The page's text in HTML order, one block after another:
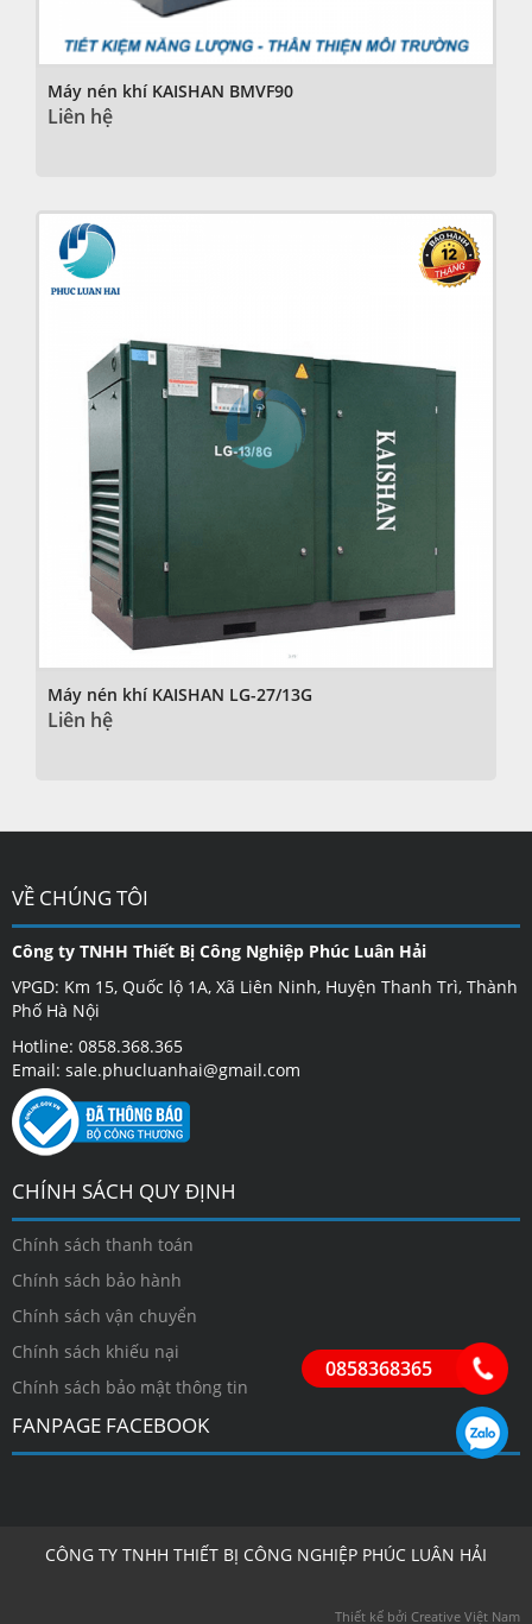
Máy nén khí KAISHAN BMVF90
Liên hệ
Máy nén khí KAISHAN LG-27/13G
Liên hệ
VỀ CHÚNG TÔI
Công ty TNHH Thiết Bị Công Nghiệp Phúc Luân Hải
VPGD: Km 15, Quốc lộ 1A, Xã Liên Ninh, Huyện Thanh Trì, Thành
Phố Hà Nội
Hotline: 0858.368.365
Email: sale.phucluanhai@gmail.com
CHÍNH SÁCH QUY ĐỊNH
Chính sách thanh toán
Chính sách bảo hành
Chính sách vận chuyển
Chính sách khiếu nại
Chính sách bảo mật thông tin
FANPAGE FACEBOOK
CÔNG TY TNHH THIẾT BỊ CÔNG NGHIỆP PHÚC LUÂN HẢI
Thiết kế bởi Creative Việt Nam
0858368365